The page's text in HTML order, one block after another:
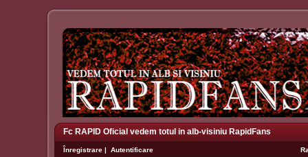
Fc RAPID Oficial vedem totul in alb-visiniu RapidFans
Înregistrare | Autentificare